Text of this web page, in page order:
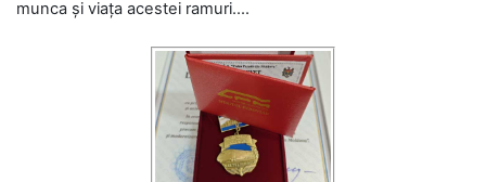
munca și viața acestei ramuri....